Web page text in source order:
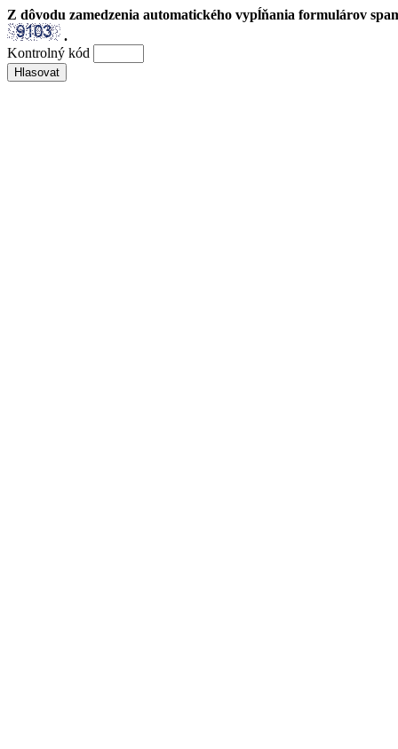
Z dôvodu zamedzenia automatického vypĺňania formulárov
.
Kontrolný kód